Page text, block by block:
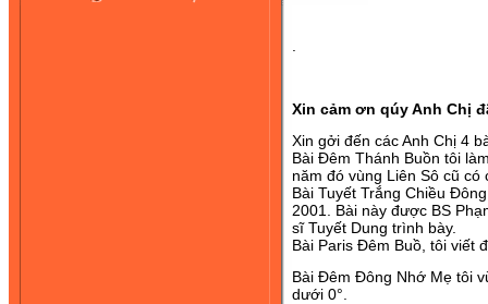
Xin cảm ơn qúy Anh Chị
Xin gởi đến các Anh Chị 4
Bài Đêm Thánh Buồn tôi
năm đó vùng Liên Sô cũ
Bài Tuyết Trắng Chiều
2001. Bài này được BS
sĩ Tuyết Dung trình bày.
Bài Paris Đêm Buồ, tôi viết
Bài Đêm Đông Nhớ Mẹ tôi
dưới 0°.